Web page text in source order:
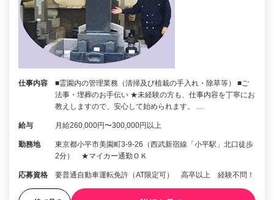
仕事内容
■霊園内の管理業務（清掃及び植栽の手入れ・除草等） ■ご
法事・埋葬のお手伝い ★未経験の方も、仕事内容を丁寧にお
教えしますので、安心して始められます。 …
給与 月給260,000円〜300,000円以上
勤務地
東京都小平市美園町3-9-26（西武新宿線「小平駅」北口徒歩
2分） ★マイカー通勤ＯＫ
応募資格 要普通自動車運転免許（AT限定可） 高卒以上 経験不問！